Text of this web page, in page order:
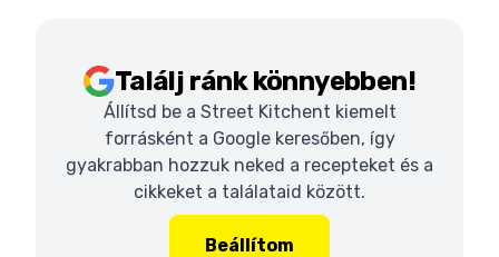
Találj ránk könnyebben!
Állítsd be a Street Kitchent kiemelt
forrásként a Google keresőben, így
gyakrabban hozzuk neked a recepteket és a
cikkeket a találataid között.
Beállítom